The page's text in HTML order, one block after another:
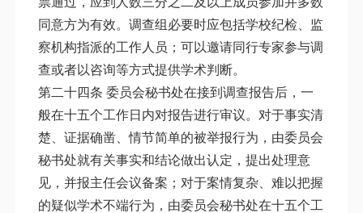
同意方为有效。调查组必要时应包括学校纪检、监
察机构指派的工作人员；可以邀请同行专家参与调
查或者以咨询等方式提供学术判断。
第二十四条 委员会秘书处在接到调查报告后，一
般在十五个工作日内对报告进行审议。对于事实清
楚、证据确凿、情节简单的被举报行为，由委员会
秘书处就有关事实和结论做出认定，提出处理意
见，并报主任会议备案；对于案情复杂、难以把握
的疑似学术不端行为，由委员会秘书处在十五个工